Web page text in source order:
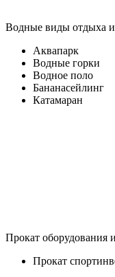
Водные виды отдыха и
Аквапарк
Водные горки
Водное поло
Бананасейлинг
Катамаран
Прокат оборудования
Прокат